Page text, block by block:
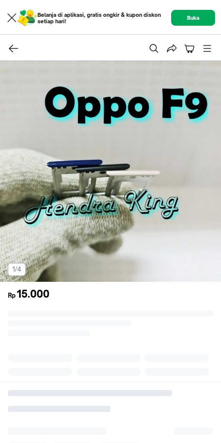
Belanja di aplikasi, gratis ongkir & kupon diskon
setiap hari!
Buka
1/4
Rp15.000